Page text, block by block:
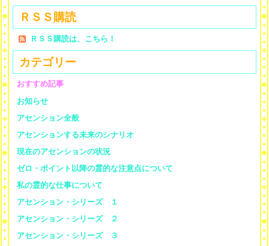
ＲＳＳ購読
ＲＳＳ購読は、こちら！
カテゴリー
おすすめ記事
お知らせ
アセンション全般
アセンションする未来のシナリオ
現在のアセンションの状況
ゼロ・ポイント以降の霊的な注意点について
私の霊的な仕事について
アセンション・シリーズ １
アセンション・シリーズ ２
アセンション・シリーズ ３